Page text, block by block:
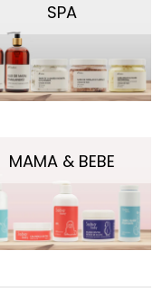
SPA
MAMA & BEBE